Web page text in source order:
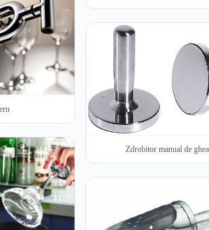
Zdrobitor manual de